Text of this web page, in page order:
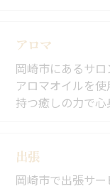
アロマ
岡崎市にあるサ
アロマオイルを
持つ癒しの力で
出張
岡崎市で出張サ